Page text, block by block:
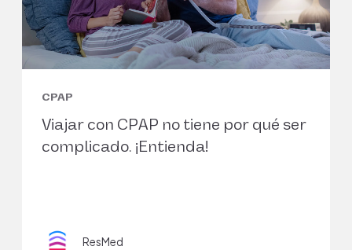
CPAP
Viajar con CPAP no tiene por qué ser
complicado. ¡Entienda!
ResMed